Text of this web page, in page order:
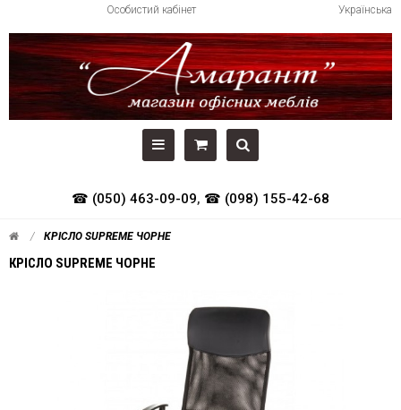
Українська
Особистий кабінет
☎ (050) 463-09-09, ☎ (098) 155-42-68
КРІСЛО SUPREME ЧОРНЕ
КРІСЛО SUPREME ЧОРНЕ